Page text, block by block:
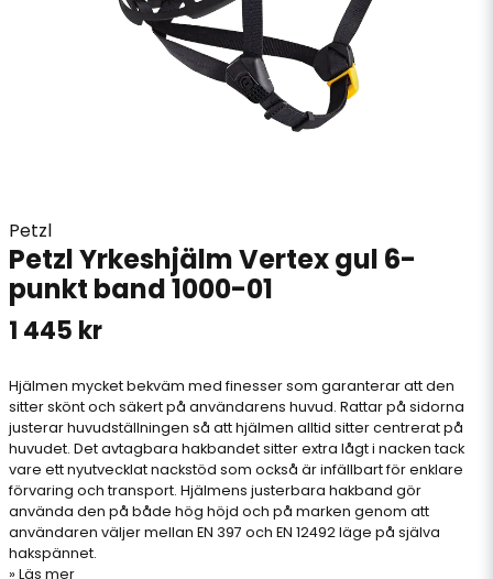
Petzl
Petzl Yrkeshjälm Vertex gul 6-
punkt band 1000-01
1 445 kr
Hjälmen mycket bekväm med finesser som garanterar att den
sitter skönt och säkert på användarens huvud. Rattar på sidorna
justerar huvudställningen så att hjälmen alltid sitter centrerat på
huvudet. Det avtagbara hakbandet sitter extra lågt i nacken tack
vare ett nyutvecklat nackstöd som också är infällbart för enklare
förvaring och transport. Hjälmens justerbara hakband gör
använda den på både hög höjd och på marken genom att
användaren väljer mellan EN 397 och EN 12492 läge på själva
hakspännet.
Läs mer